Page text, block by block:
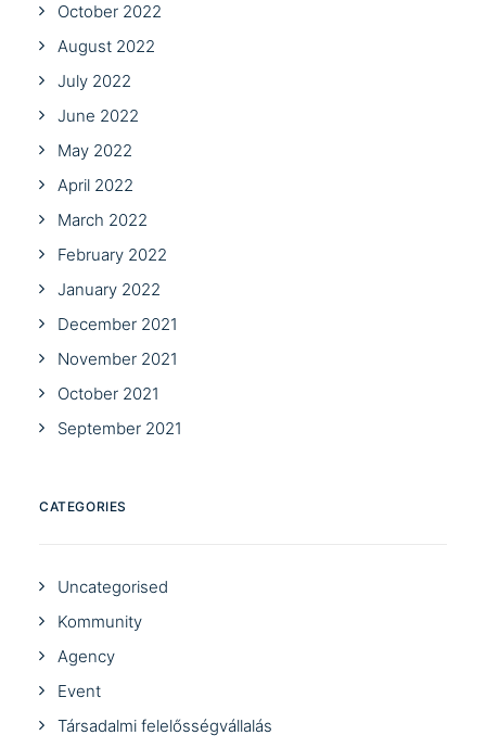
October 2022
August 2022
July 2022
June 2022
May 2022
April 2022
March 2022
February 2022
January 2022
December 2021
November 2021
October 2021
September 2021
CATEGORIES
Uncategorised
Kommunity
Agency
Event
Társadalmi felelősségvállalás